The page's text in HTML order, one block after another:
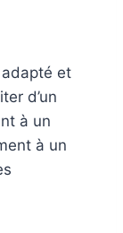
et
d’un
à un
à un